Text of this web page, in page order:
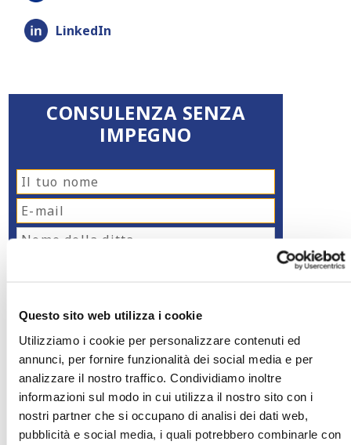
Questo sito web utilizza i cookie
Utilizziamo i cookie per personalizzare contenuti ed
annunci, per fornire funzionalità dei social media e per
analizzare il nostro traffico. Condividiamo inoltre
informazioni sul modo in cui utilizza il nostro sito con i
nostri partner che si occupano di analisi dei dati web,
pubblicità e social media, i quali potrebbero combinarle con
LinkedIn
CONSULENZA SENZA
IMPEGNO
Si sono d’accordo conl’informativa sulla
privacy
Invia il messaggio